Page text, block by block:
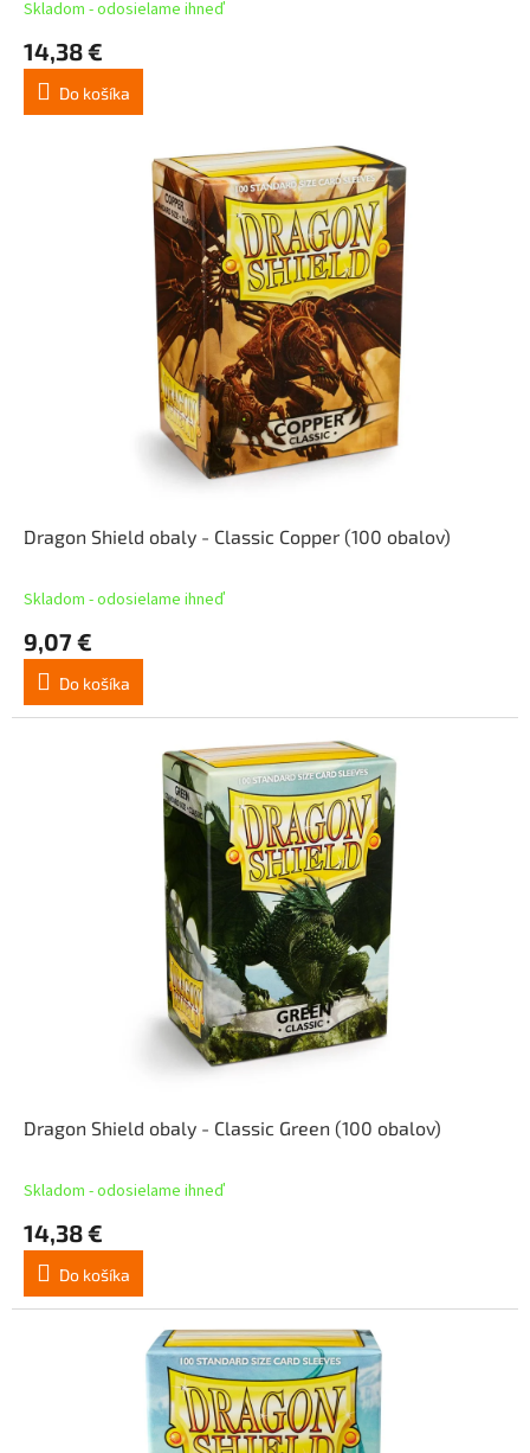
Skladom - odosielame ihneď
14,38 €
Do košíka
Dragon Shield obaly - Classic Copper (100 obalov)
Skladom - odosielame ihneď
9,07 €
Do košíka
Dragon Shield obaly - Classic Green (100 obalov)
Skladom - odosielame ihneď
14,38 €
Do košíka